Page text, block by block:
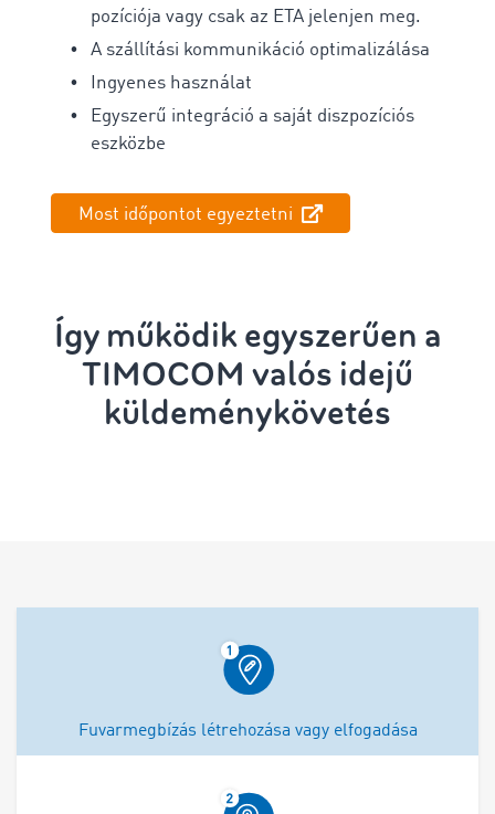
pozíciója vagy csak az ETA jelenjen meg.
A szállítási kommunikáció optimalizálása
Ingyenes használat
Egyszerű integráció a saját diszpozíciós
eszközbe
Most időpontot egyeztetni
Így működik egyszerűen a
TIMOCOM valós idejű
küldeménykövetés
Fuvarmegbízás létrehozása vagy elfogadása